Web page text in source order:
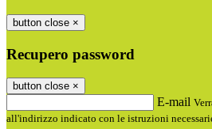
button close ×
Recupero password
button close ×
E-mail
all'indirizzo indicato con le istruzioni